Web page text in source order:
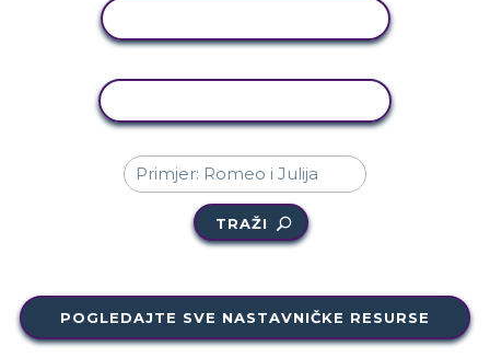
TRAŽI
POGLEDAJTE SVE NASTAVNIČKE RESURSE